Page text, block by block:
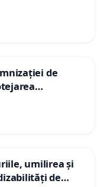
de
umilirea și
de